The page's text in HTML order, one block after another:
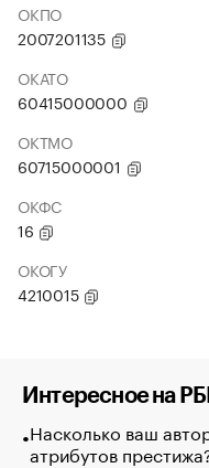
ОКПО
2007201135
ОКАТО
60415000000
ОКТМО
60715000001
ОКФС
16
ОКОГУ
4210015
Интересное на
Насколько ваш
атрибутов